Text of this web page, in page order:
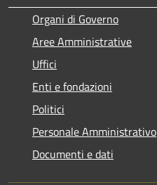
Organi di Governo
Aree Amministrative
Uffici
Enti e fondazioni
Politici
Personale Amministrativo
Documenti e dati